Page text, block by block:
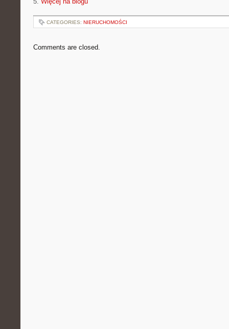
CATEGORIES: NIERUCHOMOŚCI
Comments are closed.